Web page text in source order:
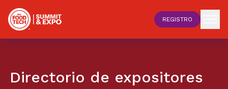
REGISTRO
Directorio de expositores